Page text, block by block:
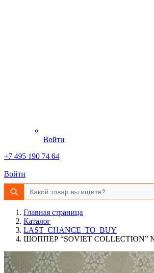
Войти
+7 495 190 74 64
Войти
Главная страница
Каталог
LAST_CHANCE_TO_BUY
ШОППЕР “SOVIET COLLECTION”